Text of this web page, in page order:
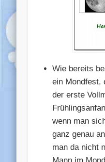
Wie bereits
ein Mondfest,
der erste
wenn man
ganz genau
man da nicht